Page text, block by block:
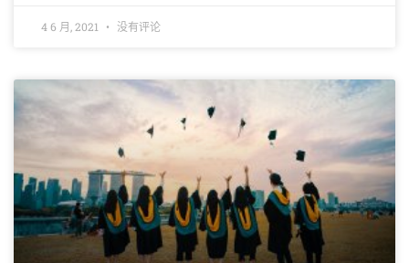
4 6 月, 2021 没有评论